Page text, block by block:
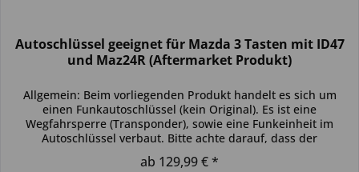
Autoschlüssel geeignet für Mazda 3 Tasten mit ID47
und Maz24R (Aftermarket Produkt)
Allgemein: Beim vorliegenden Produkt handelt es sich um
einen Funkautoschlüssel (kein Original). Es ist eine
Wegfahrsperre (Transponder), sowie eine Funkeinheit im
Autoschlüssel verbaut. Bitte achte darauf, dass der
Autoschlüssel deinem...
ab 129,99 € *